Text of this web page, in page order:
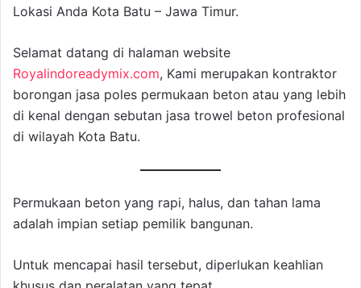
Lokasi Anda Kota Batu – Jawa Timur.
Selamat datang di halaman website
Royalindoreadymix.com, Kami merupakan kontraktor
borongan jasa poles permukaan beton atau yang lebih
di kenal dengan sebutan jasa trowel beton profesional
di wilayah Kota Batu.
Permukaan beton yang rapi, halus, dan tahan lama
adalah impian setiap pemilik bangunan.
Untuk mencapai hasil tersebut, diperlukan keahlian